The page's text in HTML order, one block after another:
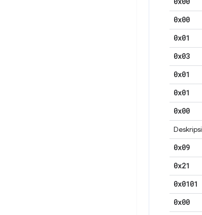
0x00
0x01
0x03
0x01
0x01
0x00
0x09
0x21
0x0101
0x00